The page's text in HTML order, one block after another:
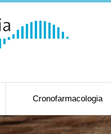
Cronofarmacologia